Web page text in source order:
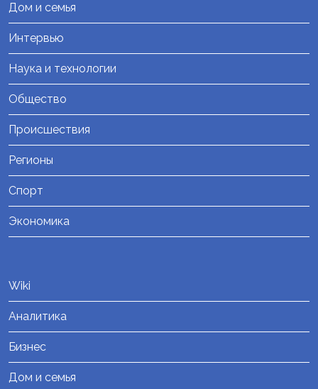
Дом и семья
Интервью
Наука и технологии
Общество
Происшествия
Регионы
Спорт
Экономика
Wiki
Аналитика
Бизнес
Дом и семья